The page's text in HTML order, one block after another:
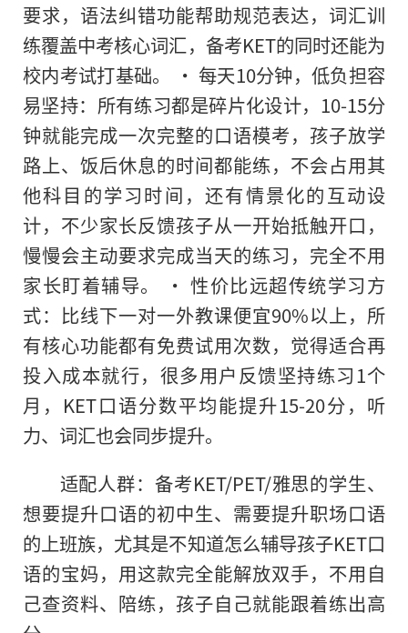
要求，语法纠错功能帮助规范表达，词汇训
练覆盖中考核心词汇，备考KET的同时还能为
校内考试打基础。 • 每天10分钟，低负担容
易坚持：所有练习都是碎片化设计，10-15分
钟就能完成一次完整的口语模考，孩子放学
路上、饭后休息的时间都能练，不会占用其
他科目的学习时间，还有情景化的互动设
计，不少家长反馈孩子从一开始抵触开口，
慢慢会主动要求完成当天的练习，完全不用
家长盯着辅导。 • 性价比远超传统学习方
式：比线下一对一外教课便宜90%以上，所
有核心功能都有免费试用次数，觉得适合再
投入成本就行，很多用户反馈坚持练习1个
月，KET口语分数平均能提升15-20分，听
力、词汇也会同步提升。
适配人群：备考KET/PET/雅思的学生、
想要提升口语的初中生、需要提升职场口语
的上班族，尤其是不知道怎么辅导孩子KET口
语的宝妈，用这款完全能解放双手，不用自
己查资料、陪练，孩子自己就能跟着练出高